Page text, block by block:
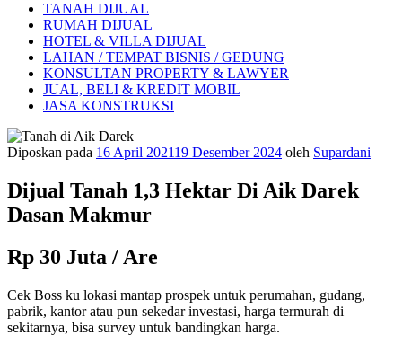
TANAH DIJUAL
RUMAH DIJUAL
HOTEL & VILLA DIJUAL
LAHAN / TEMPAT BISNIS / GEDUNG
KONSULTAN PROPERTY & LAWYER
JUAL, BELI & KREDIT MOBIL
JASA KONSTRUKSI
Diposkan pada 16 April 202119 Desember 2024 oleh Supardani
Dijual Tanah 1,3 Hektar Di Aik Darek
Dasan Makmur
Rp 30 Juta / Are
Cek Boss ku lokasi mantap prospek untuk perumahan, gudang,
pabrik, kantor atau pun sekedar investasi, harga termurah di
sekitarnya, bisa survey untuk bandingkan harga.